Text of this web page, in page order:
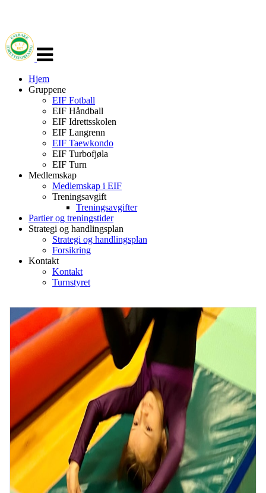
navigasjon
Hjem
Gruppene
EIF Fotball
EIF Håndball
EIF Idrettsskolen
EIF Langrenn
EIF Taewkondo
EIF Turbofjøla
EIF Turn
Medlemskap
Medlemskap i EIF
Treningsavgift
Treningsavgifter
Partier og treningstider
Strategi og handlingsplan
Strategi og handlingsplan
Forsikring
Kontakt
Kontakt
Turnstyret